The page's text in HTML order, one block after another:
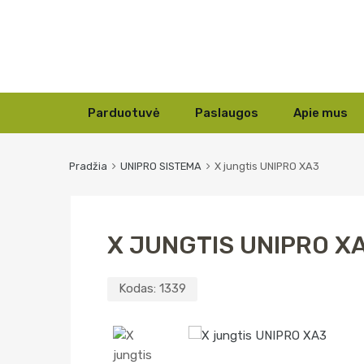
Parduotuvė Paslaugos Apie mus
Pradžia UNIPRO SISTEMA X jungtis UNIPRO XA3
X JUNGTIS UNIPRO
Kodas: 1339